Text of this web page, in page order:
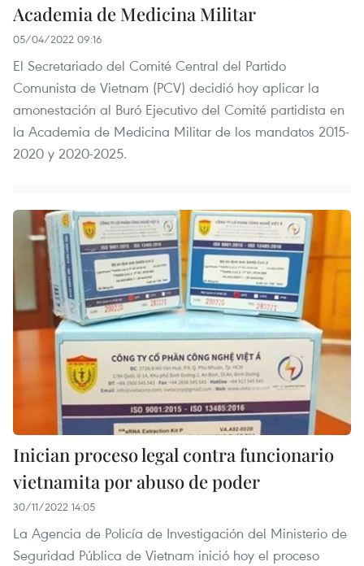
Academia de Medicina Militar
05/04/2022 09:16
El Secretariado del Comité Central del Partido
Comunista de Vietnam (PCV) decidió hoy aplicar la
amonestación al Buró Ejecutivo del Comité partidista en
la Academia de Medicina Militar de los mandatos 2015-
2020 y 2020-2025.
Inician proceso legal contra funcionario
vietnamita por abuso de poder
30/11/2022 14:05
La Agencia de Policía de Investigación del Ministerio de
Seguridad Pública de Vietnam inició hoy el proceso